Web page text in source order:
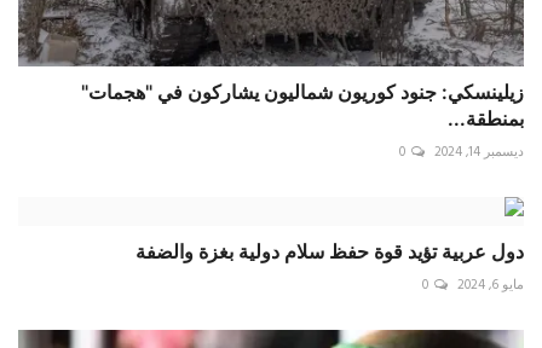
زيلينسكي: جنود كوريون شماليون يشاركون في "هجمات"
بمنطقة...
ديسمبر 14, 2024 0
دول عربية تؤيد قوة حفظ سلام دولية بغزة والضفة
مايو 6, 2024 0